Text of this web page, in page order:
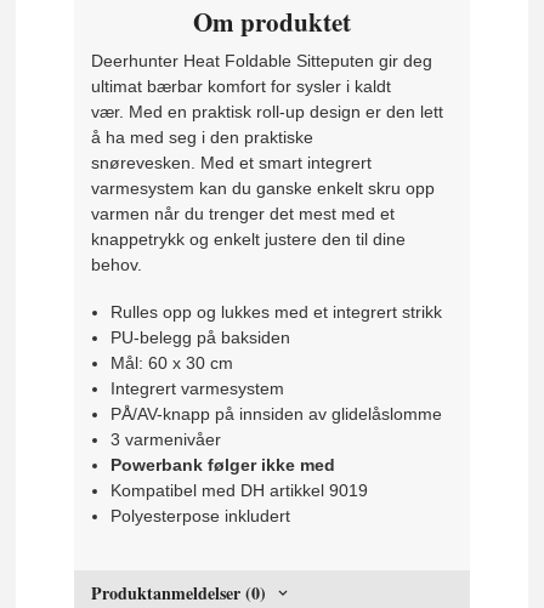
Om produktet
Deerhunter Heat Foldable Sitteputen gir deg
ultimat bærbar komfort for sysler i kaldt
vær. Med en praktisk roll-up design er den lett
å ha med seg i den praktiske
snørevesken. Med et smart integrert
varmesystem kan du ganske enkelt skru opp
varmen når du trenger det mest med et
knappetrykk og enkelt justere den til dine
behov.
Rulles opp og lukkes med et integrert strikk
PU-belegg på baksiden
Mål: 60 x 30 cm
Integrert varmesystem
PÅ/AV-knapp på innsiden av glidelåslomme
3 varmenivåer
Powerbank følger ikke med
Kompatibel med DH artikkel 9019
Polyesterpose inkludert
Produktanmeldelser (0)